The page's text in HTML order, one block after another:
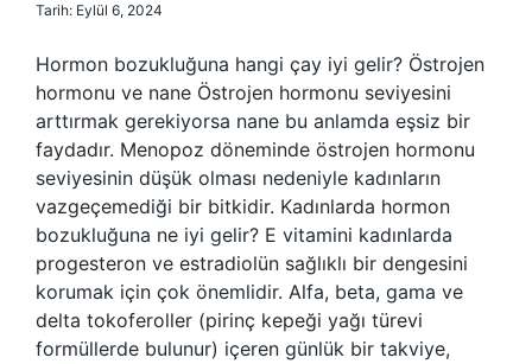
Tarih: Eylül 6, 2024
Hormon bozukluğuna hangi çay iyi gelir? Östrojen
hormonu ve nane Östrojen hormonu seviyesini
arttırmak gerekiyorsa nane bu anlamda eşsiz bir
faydadır. Menopoz döneminde östrojen hormonu
seviyesinin düşük olması nedeniyle kadınların
vazgeçemediği bir bitkidir. Kadınlarda hormon
bozukluğuna ne iyi gelir? E vitamini kadınlarda
progesteron ve estradiolün sağlıklı bir dengesini
korumak için çok önemlidir. Alfa, beta, gama ve
delta tokoferoller (pirinç kepeği yağı türevi
formüllerde bulunur) içeren günlük bir takviye,